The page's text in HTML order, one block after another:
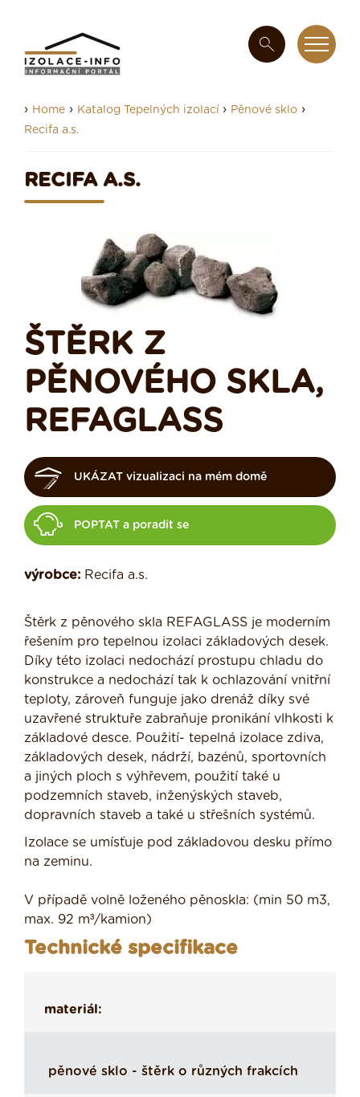
› Home › Katalog Tepelných izolací › Pěnové sklo ›
Recifa a.s.
RECIFA A.S.
ŠTĚRK Z
PĚNOVÉHO SKLA,
REFAGLASS
UKÁZAT vizualizaci na mém domě
POPTAT a poradit se
výrobce: Recifa a.s.
Štěrk z pěnového skla REFAGLASS je moderním
řešením pro tepelnou izolaci základových desek.
Díky této izolaci nedochází prostupu chladu do
konstrukce a nedochází tak k ochlazování vnitřní
teploty, zároveň funguje jako drenáž díky své
uzavřené struktuře zabraňuje pronikání vlhkosti k
základové desce. Použití- tepelná izolace zdiva,
základových desek, nádrží, bazénů, sportovních
a jiných ploch s výhřevem, použití také u
podzemních staveb, inženýských staveb,
dopravních staveb a také u střešních systémů.
Izolace se umísťuje pod základovou desku přímo
na zeminu.
V případě volně loženého pěnoskla: (min 50 m3,
max. 92 m³/kamion)
Technické specifikace
materiál:
pěnové sklo - štěrk o různých frakcích